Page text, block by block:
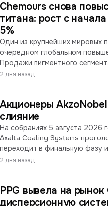
Chemours снова
титана: рост с
5%
Один из крупнейших мировых
очередном глобальном
Продажи пигментного
предыдущему кварталу, но
2 дня назад
Акционеры
слияние
На собраниях 5 августа 2026
Axalta Coating Systems
переходит в финальную фазу
одобрений; закрытие
2 дня назад
PPG вывела на
дисперсионную